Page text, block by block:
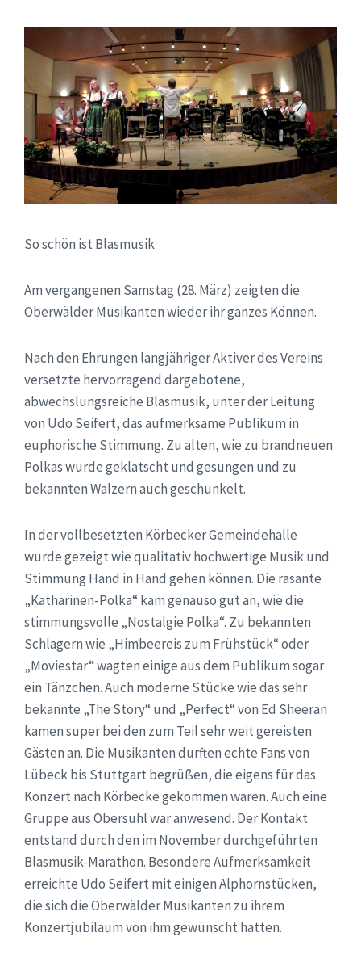
So schön ist Blasmusik
Am vergangenen Samstag (28. März) zeigten die
Oberwälder Musikanten wieder ihr ganzes Können.
Nach den Ehrungen langjähriger Aktiver des Vereins
versetzte hervorragend dargebotene,
abwechslungsreiche Blasmusik, unter der Leitung
von Udo Seifert, das aufmerksame Publikum in
euphorische Stimmung. Zu alten, wie zu brandneuen
Polkas wurde geklatscht und gesungen und zu
bekannten Walzern auch geschunkelt.
In der vollbesetzten Körbecker Gemeindehalle
wurde gezeigt wie qualitativ hochwertige Musik und
Stimmung Hand in Hand gehen können. Die rasante
„Katharinen-Polka“ kam genauso gut an, wie die
stimmungsvolle „Nostalgie Polka“. Zu bekannten
Schlagern wie „Himbeereis zum Frühstück“ oder
„Moviestar“ wagten einige aus dem Publikum sogar
ein Tänzchen. Auch moderne Stücke wie das sehr
bekannte „The Story“ und „Perfect“ von Ed Sheeran
kamen super bei den zum Teil sehr weit gereisten
Gästen an. Die Musikanten durften echte Fans von
Lübeck bis Stuttgart begrüßen, die eigens für das
Konzert nach Körbecke gekommen waren. Auch eine
Gruppe aus Obersuhl war anwesend. Der Kontakt
entstand durch den im November durchgeführten
Blasmusik-Marathon. Besondere Aufmerksamkeit
erreichte Udo Seifert mit einigen Alphornstücken,
die sich die Oberwälder Musikanten zu ihrem
Konzertjubiläum von ihm gewünscht hatten.